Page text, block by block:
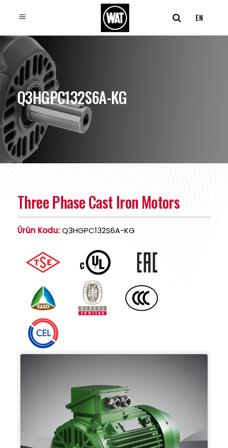
EN
Q3HGPC132S6A-KG
Three Phase Cast Iron Motors
Ürün Kodu:Q3HGPC132S6A-KG